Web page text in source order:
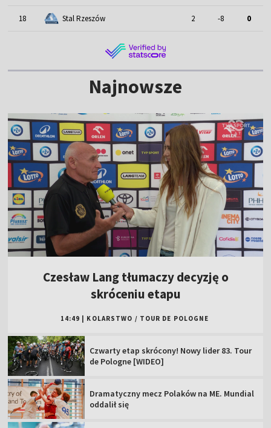
18 Stal Rzeszów 2 -8 0
Najnowsze
Czesław Lang tłumaczy decyzję o
skróceniu etapu
14:49 KOLARSTWO / TOUR DE POLOGNE
Czwarty etap skrócony! Nowy lider 83. Tour
de Pologne [WIDEO]
Dramatyczny mecz Polaków na ME. Mundial
oddalił się